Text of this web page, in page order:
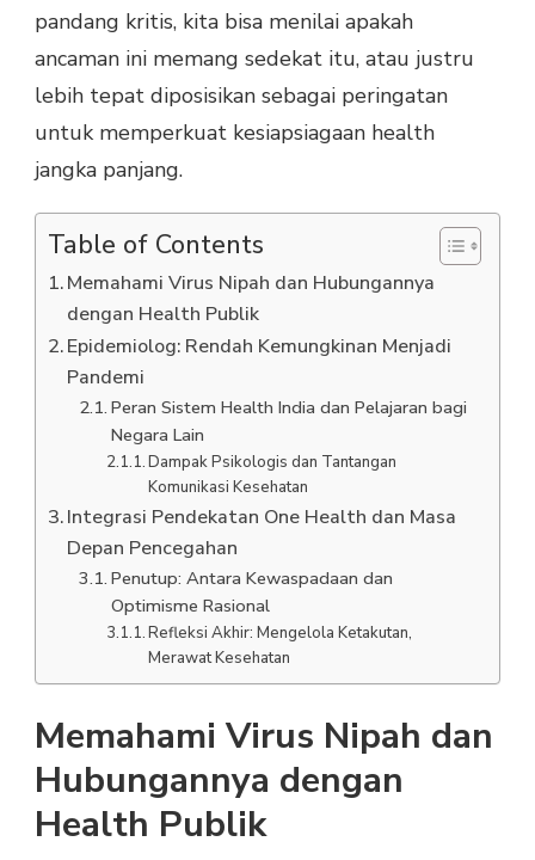
pandang kritis, kita bisa menilai apakah
ancaman ini memang sedekat itu, atau justru
lebih tepat diposisikan sebagai peringatan
untuk memperkuat kesiapsiagaan health
jangka panjang.
Table of Contents
Memahami Virus Nipah dan Hubungannya
dengan Health Publik
Epidemiolog: Rendah Kemungkinan Menjadi
Pandemi
Peran Sistem Health India dan Pelajaran bagi
Negara Lain
Dampak Psikologis dan Tantangan
Komunikasi Kesehatan
Integrasi Pendekatan One Health dan Masa
Depan Pencegahan
Penutup: Antara Kewaspadaan dan
Optimisme Rasional
Refleksi Akhir: Mengelola Ketakutan,
Merawat Kesehatan
Memahami Virus Nipah dan
Hubungannya dengan
Health Publik